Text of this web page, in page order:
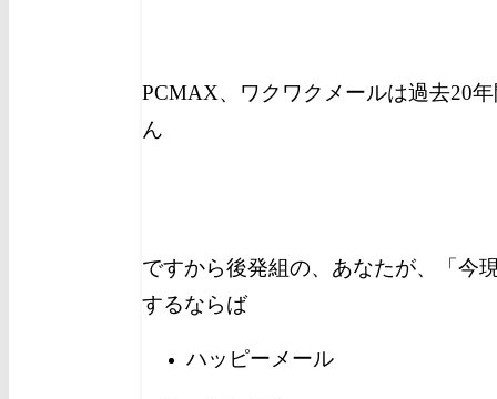
PCMAX、ワクワクメールは過去20
ん
ですから後発組の、あなたが、「今
するならば
ハッピーメール